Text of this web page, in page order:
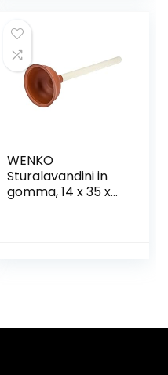
WENKO
Sturalavandini in
gomma, 14 x 35 x